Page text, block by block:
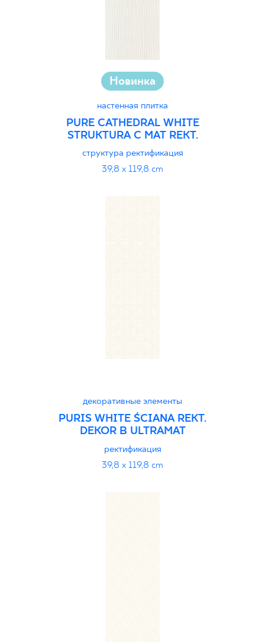
Новинка
настенная плитка
PURE CATHEDRAL WHITE
STRUKTURA C MAT REKT.
структура ректификация
39,8 x 119,8 cm
декоративные элементы
PURIS WHITE ŚCIANA REKT.
DEKOR B ULTRAMAT
ректификация
39,8 x 119,8 cm